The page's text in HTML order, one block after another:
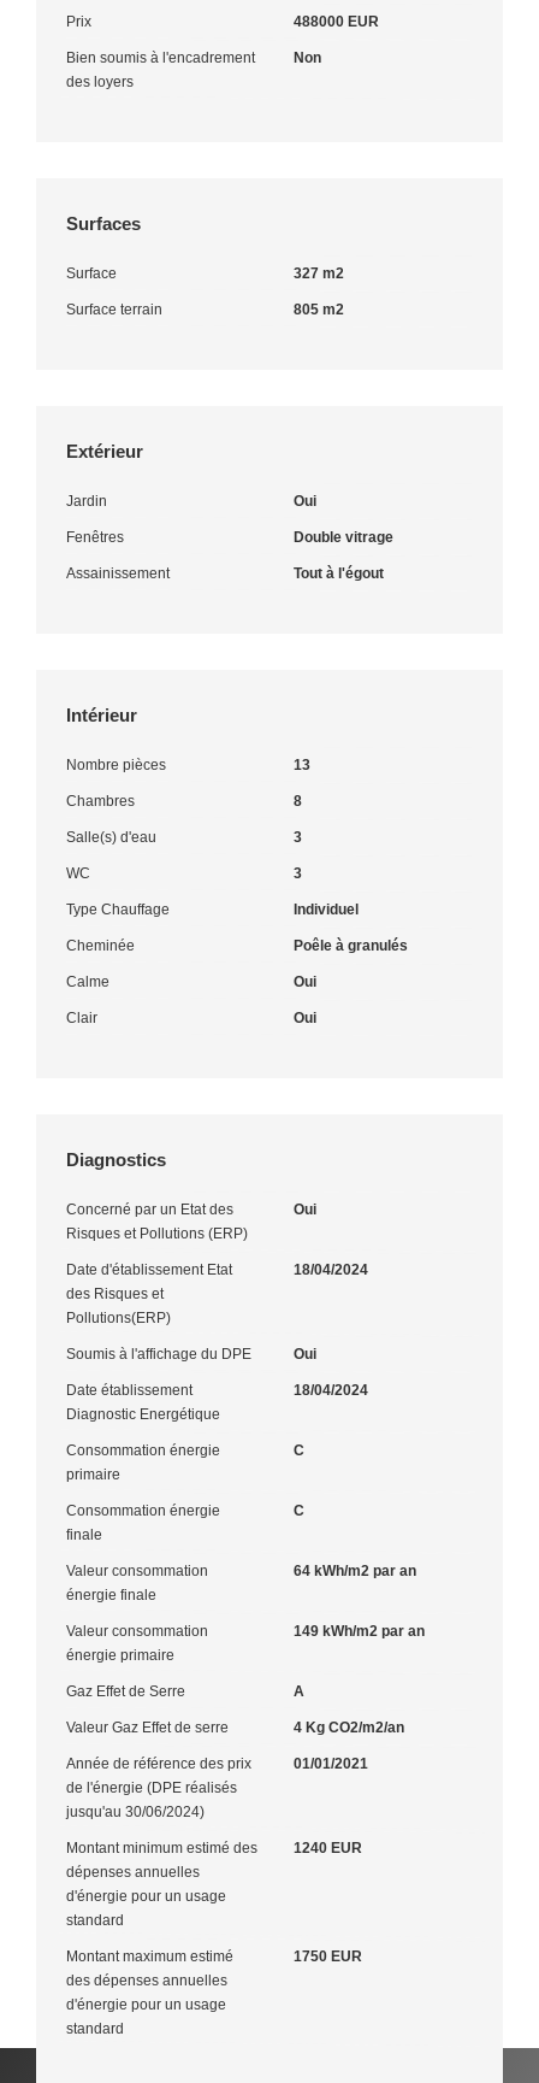
Prix 488000 EUR
Bien soumis à l'encadrement
des loyers
Non
Surfaces
Surface 327 m2
Surface terrain 805 m2
Extérieur
Jardin Oui
Fenêtres Double vitrage
Assainissement Tout à l'égout
Intérieur
Nombre pièces 13
Chambres 8
Salle(s) d'eau 3
WC 3
Type Chauffage Individuel
Cheminée Poêle à granulés
Calme Oui
Clair Oui
Diagnostics
Concerné par un Etat des
Risques et Pollutions (ERP)
Oui
Date d'établissement Etat
des Risques et
Pollutions(ERP)
18/04/2024
Soumis à l'affichage du DPE Oui
Date établissement
Diagnostic Energétique
18/04/2024
Consommation énergie
primaire
C
Consommation énergie
finale
C
Valeur consommation
énergie finale
64 kWh/m2 par an
Valeur consommation
énergie primaire
149 kWh/m2 par an
Gaz Effet de Serre A
Valeur Gaz Effet de serre 4 Kg CO2/m2/an
Année de référence des prix
de l'énergie (DPE réalisés
jusqu'au 30/06/2024)
01/01/2021
Montant minimum estimé des
dépenses annuelles
d'énergie pour un usage
standard
1240 EUR
Montant maximum estimé
des dépenses annuelles
d'énergie pour un usage
standard
1750 EUR